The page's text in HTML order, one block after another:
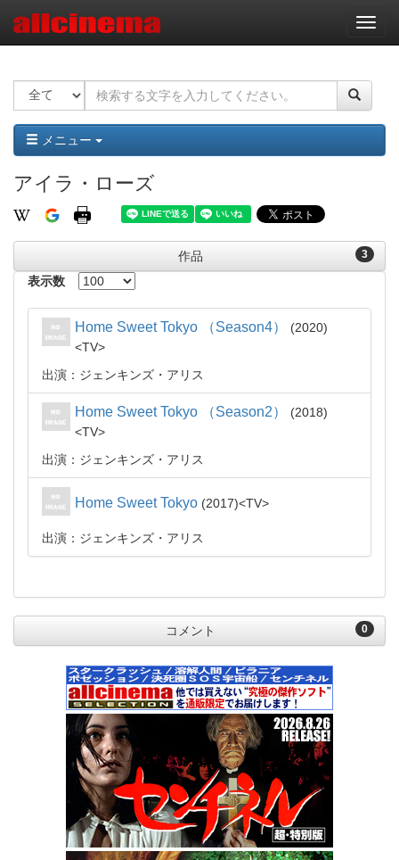
ナ
ビ
ー
ョ
ン
メニュー
アイラ・ローズ
3
作品
表示数
Home Sweet Tokyo （Season4）
2020
TV
出演：ジェンキンズ・アリス
Home Sweet Tokyo （Season2）
2018
TV
出演：ジェンキンズ・アリス
Home Sweet Tokyo 2017 TV
出演：ジェンキンズ・アリス
0
コメント